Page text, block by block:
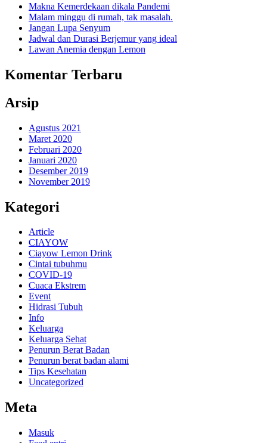
Makna Kemerdekaan dikala Pandemi
Malam minggu di rumah, tak masalah.
Jangan Lupa Senyum
Jadwal dan Durasi Berjemur yang ideal
Lawan Anemia dengan Lemon
Komentar Terbaru
Arsip
Agustus 2021
Maret 2020
Februari 2020
Januari 2020
Desember 2019
November 2019
Kategori
Article
CIAYOW
Ciayow Lemon Drink
Cintai tubuhmu
COVID-19
Cuaca Ekstrem
Event
Hidrasi Tubuh
Info
Keluarga
Keluarga Sehat
Penurun Berat Badan
Penurun berat badan alami
Tips Kesehatan
Uncategorized
Meta
Masuk